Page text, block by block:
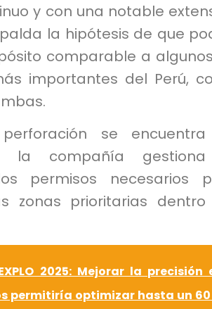
y con una notable
la hipótesis de que
comparable a
importantes del Perú,
se
la compañía
permisos necesarios
zonas prioritarias dentro
2025: Mejorar la precisión
permitiría optimizar hasta un 60